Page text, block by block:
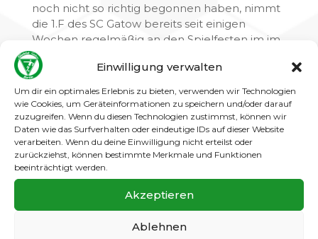
Einwilligung verwalten
Um dir ein optimales Erlebnis zu bieten, verwenden wir Technologien
wie Cookies, um Geräteinformationen zu speichern und/oder darauf
zuzugreifen. Wenn du diesen Technologien zustimmst, können wir
Daten wie das Surfverhalten oder eindeutige IDs auf dieser Website
verarbeiten. Wenn du deine Einwilligung nicht erteilst oder
zurückziehst, können bestimmte Merkmale und Funktionen
beeinträchtigt werden.
Akzeptieren
Ablehnen
noch nicht so richtig begonnen haben, nimmt
die 1.F des SC Gatow bereits seit einigen
Wochen regelmäßig an den Spielfesten im im
Fußball-Kreis Havelland in Brandenburg teil.
Dafür nimmt die Mannschaft auch gerne
weitere Fahrten ins Umland in Kauf, sodass die
Jungs spieltechnisch auf ihre Kosten kommen.
Bei schönstem Wetter ging es am Sonntag,
den 20.9.2020, mit 2 gemeldeten
Mannschaften und den Trainern Holger und
für die beiden 4-Mann-Teams (inkl. 1
zu absolvieren. Gleichzeitig wurde auf 8